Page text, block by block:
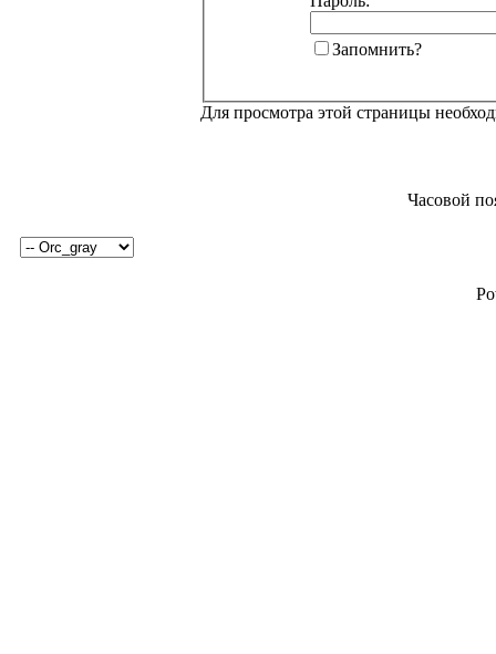
Запомнить?
Для просмотра этой страницы
Часовой